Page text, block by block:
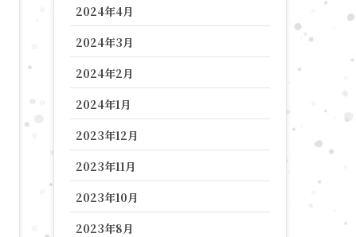
2024年4月
2024年3月
2024年2月
2024年1月
2023年12月
2023年11月
2023年10月
2023年8月